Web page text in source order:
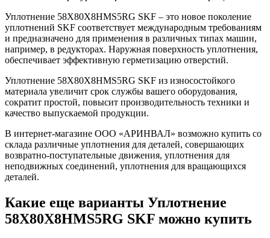
Уплотнение 58X80X8HMS5RG SKF – это новое поколение
уплотнений SKF соответствует международным требованиям
и предназначено для применения в различных типах машин,
например, в редукторах. Наружная поверхность уплотнения,
обеспечивает эффективную герметизацию отверстий.
Уплотнение 58X80X8HMS5RG SKF из износостойкого
материала увеличит срок службы вашего оборудования,
сократит простой, повысит производительность техники и
качество выпускаемой продукции.
В интернет-магазине ООО «АРИНВАЛ» возможно купить со
склада различные уплотнения для деталей, совершающих
возвратно-поступательные движения, уплотнения для
неподвижных соединений, уплотнения для вращающихся
деталей.
Какие еще варианты Уплотнение
58X80X8HMS5RG SKF можно купить